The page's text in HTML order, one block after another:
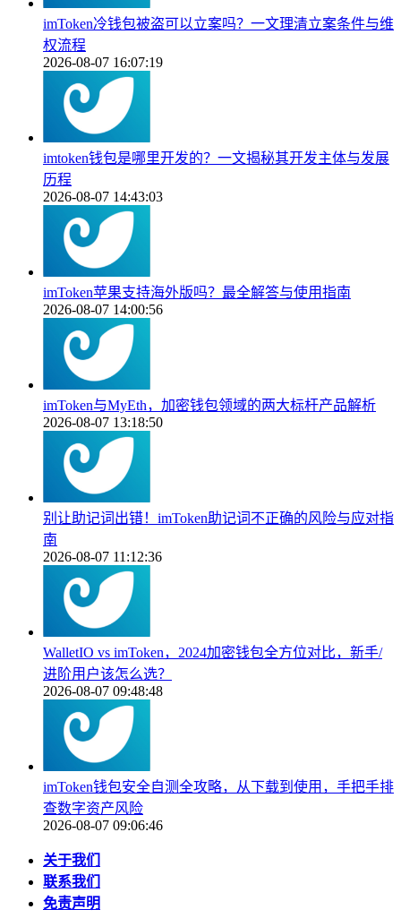
imToken冷钱包被盗可以立案吗？一文理清立案条件与维
权流程
2026-08-07 16:07:19
imtoken钱包是哪里开发的？一文揭秘其开发主体与发展
历程
2026-08-07 14:43:03
imToken苹果支持海外版吗？最全解答与使用指南
2026-08-07 14:00:56
imToken与MyEth，加密钱包领域的两大标杆产品解析
2026-08-07 13:18:50
别让助记词出错！imToken助记词不正确的风险与应对指
南
2026-08-07 11:12:36
WalletIO vs imToken，2024加密钱包全方位对比，新手/
进阶用户该怎么选？
2026-08-07 09:48:48
imToken钱包安全自测全攻略，从下载到使用，手把手排
查数字资产风险
2026-08-07 09:06:46
关于我们
联系我们
免责声明